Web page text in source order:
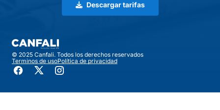
Descargar tarifas
© 2025 Canfali. Todos los derechos reservados
Terminos de usoPolítica de privacidad